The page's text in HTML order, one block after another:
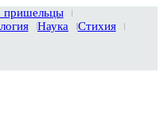
Наука
Стихия